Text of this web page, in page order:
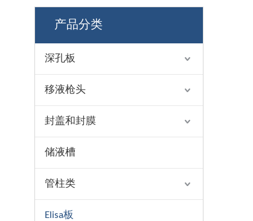
产品分类
深孔板
移液枪头
封盖和封膜
储液槽
管柱类
Elisa板